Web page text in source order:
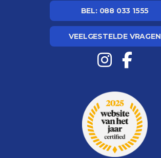
BEL: 088 033 1555
VEELGESTELDE VRAGEN